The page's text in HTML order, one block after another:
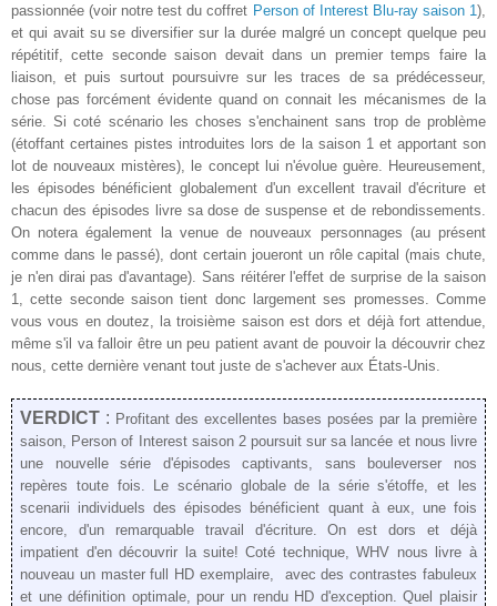
passionnée (voir notre test du coffret Person of Interest Blu-ray saison 1),
et qui avait su se diversifier sur la durée malgré un concept quelque peu
répétitif, cette seconde saison devait dans un premier temps faire la
liaison, et puis surtout poursuivre sur les traces de sa prédécesseur,
chose pas forcément évidente quand on connait les mécanismes de la
série. Si coté scénario les choses s'enchainent sans trop de problème
(étoffant certaines pistes introduites lors de la saison 1 et apportant son
lot de nouveaux mistères), le concept lui n'évolue guère. Heureusement,
les épisodes bénéficient globalement d'un excellent travail d'écriture et
chacun des épisodes livre sa dose de suspense et de rebondissements.
On notera également la venue de nouveaux personnages (au présent
comme dans le passé), dont certain joueront un rôle capital (mais chute,
je n'en dirai pas d'avantage). Sans réitérer l'effet de surprise de la saison
1, cette seconde saison tient donc largement ses promesses. Comme
vous vous en doutez, la troisième saison est dors et déjà fort attendue,
même s'il va falloir être un peu patient avant de pouvoir la découvrir chez
nous, cette dernière venant tout juste de s'achever aux États-Unis.
VERDICT : Profitant des excellentes bases posées par la première
saison, Person of Interest saison 2 poursuit sur sa lancée et nous livre
une nouvelle série d'épisodes captivants, sans bouleverser nos
repères toute fois. Le scénario globale de la série s'étoffe, et les
scenarii individuels des épisodes bénéficient quant à eux, une fois
encore, d'un remarquable travail d'écriture. On est dors et déjà
impatient d'en découvrir la suite! Coté technique, WHV nous livre à
nouveau un master full HD exemplaire, avec des contrastes fabuleux
et une définition optimale, pour un rendu HD d'exception. Quel plaisir